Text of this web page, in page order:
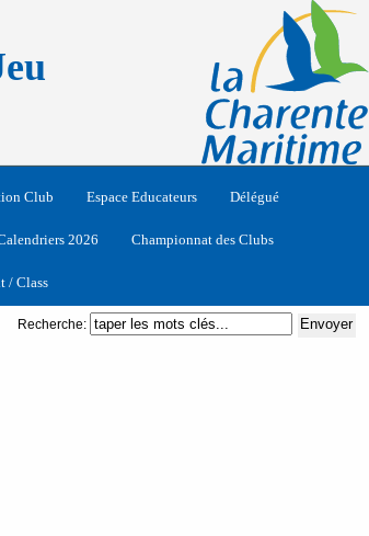
Club Espace Educateurs Délégué
2026 Championnat des Clubs
/ Class
Recherche: